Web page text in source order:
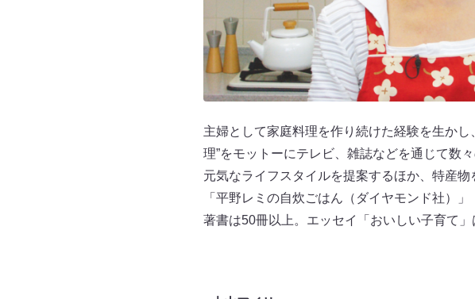
主婦として家庭料理を作り続けた経験を生か
理”をモットーにテレビ、雑誌などを通じて数
元気なライフスタイルを提案するほか、特産
「平野レミの自炊ごはん（ダイヤモンド社）
著書は50冊以上。エッセイ「おいしい子育て